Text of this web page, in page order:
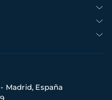
Madrid, España